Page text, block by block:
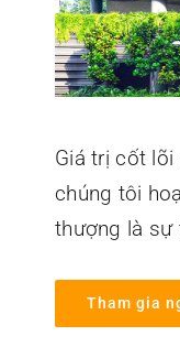
Giá trị cốt lõi
chúng tôi
thượng là sự
Tham gia